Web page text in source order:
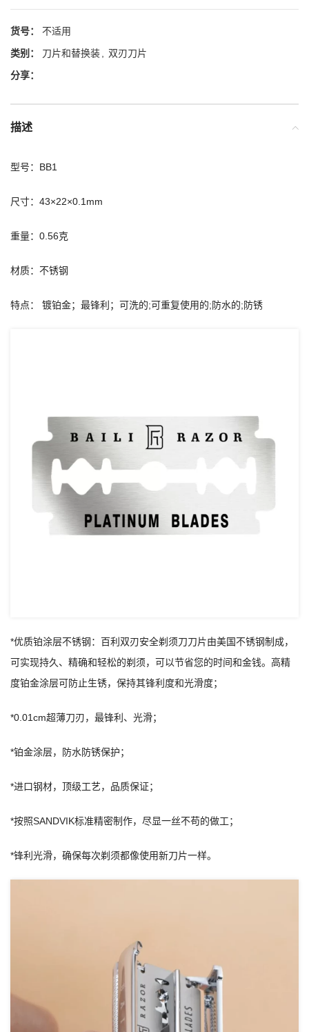
货号： 不适用
类别：
刀片和替换装
双刃刀片
分享：
描述
型号：BB1
尺寸：43×22×0.1mm
重量：0.56克
材质：不锈钢
特点： 镀铂金；最锋利；可洗的;可重复使用的;防水的;防锈
*优质铂涂层不锈钢：百利双刃安全剃须刀刀片由美国不锈钢制成，
可实现持久、精确和轻松的剃须，可以节省您的时间和金钱。高精
度铂金涂层可防止生锈，保持其锋利度和光滑度；
*0.01cm超薄刀刃，最锋利、光滑；
*铂金涂层，防水防锈保护；
*进口钢材，顶级工艺，品质保证；
*按照SANDVIK标准精密制作，尽显一丝不苟的做工；
*锋利光滑，确保每次剃须都像使用新刀片一样。